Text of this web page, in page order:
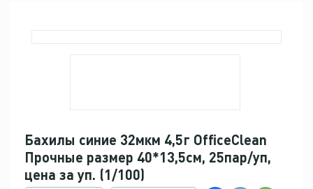
Бахилы синие 32мкм 4,5г OfficeClean
Прочные размер 40*13,5см, 25пар/уп,
цена за уп. (1/100)